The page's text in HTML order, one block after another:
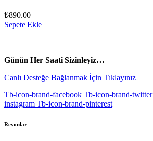
₺890.00
Sepete Ekle
Günün Her Saati Sizinleyiz…
Canlı Desteğe Bağlanmak İçin Tıklayınız
Tb-icon-brand-facebook Tb-icon-brand-twitter
instagram Tb-icon-brand-pinterest
Reyonlar